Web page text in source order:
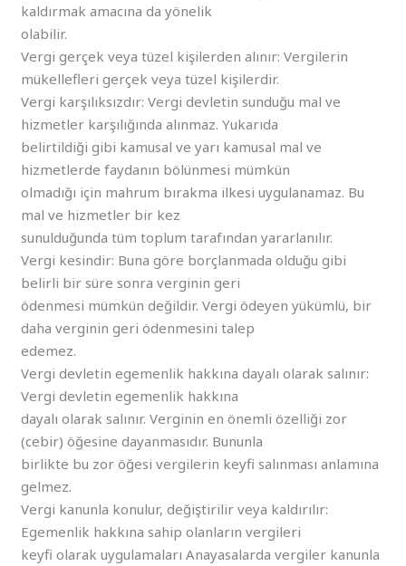
kaldırmak amacına da yönelik
olabilir.
Vergi gerçek veya tüzel kişilerden alınır: Vergilerin
mükellefleri gerçek veya tüzel kişilerdir.
Vergi karşılıksızdır: Vergi devletin sunduğu mal ve
hizmetler karşılığında alınmaz. Yukarıda
belirtildiği gibi kamusal ve yarı kamusal mal ve
hizmetlerde faydanın bölünmesi mümkün
olmadığı için mahrum bırakma ilkesi uygulanamaz. Bu
mal ve hizmetler bir kez
sunulduğunda tüm toplum tarafından yararlanılır.
Vergi kesindir: Buna göre borçlanmada olduğu gibi
belirli bir süre sonra verginin geri
ödenmesi mümkün değildir. Vergi ödeyen yükümlü, bir
daha verginin geri ödenmesini talep
edemez.
Vergi devletin egemenlik hakkına dayalı olarak salınır:
Vergi devletin egemenlik hakkına
dayalı olarak salınır. Verginin en önemli özelliği zor
(cebir) öğesine dayanmasıdır. Bununla
birlikte bu zor öğesi vergilerin keyfi salınması anlamına
gelmez.
Vergi kanunla konulur, değiştirilir veya kaldırılır:
Egemenlik hakkına sahip olanların vergileri
keyfi olarak uygulamaları Anayasalarda vergiler kanunla